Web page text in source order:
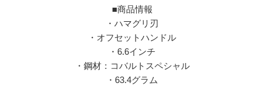
■商品情報
・ハマグリ刃
・オフセットハンドル
・6.6インチ
・鋼材：コバルトスペシャル
・63.4グラム